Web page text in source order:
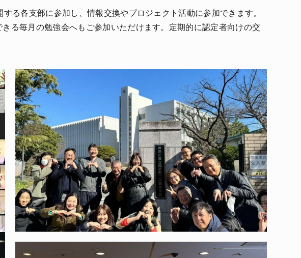
る各支部に参加し、情報交換やプロジェクト活動に参加できます。
る毎月の勉強会へもご参加いただけます。定期的に認定者向けの交